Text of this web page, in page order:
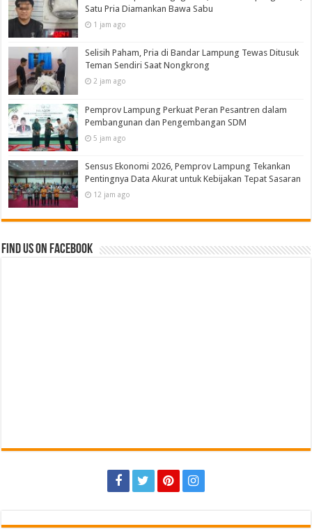
Satu Pria Diamankan Bawa Sabu
1 jam ago
Selisih Paham, Pria di Bandar Lampung Tewas Ditusuk
Teman Sendiri Saat Nongkrong
2 jam ago
Pemprov Lampung Perkuat Peran Pesantren dalam
Pembangunan dan Pengembangan SDM
5 jam ago
Sensus Ekonomi 2026, Pemprov Lampung Tekankan
Pentingnya Data Akurat untuk Kebijakan Tepat Sasaran
12 jam ago
Find us on Facebook